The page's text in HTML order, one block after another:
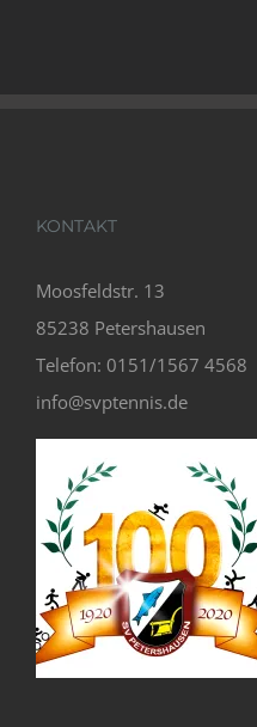
KONTAKT
Moosfeldstr. 13
85238 Petershausen
Telefon: 0151/1567 4568
info@svptennis.de